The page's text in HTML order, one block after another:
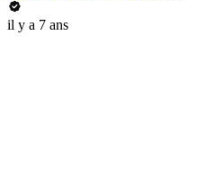
il y a 7 ans